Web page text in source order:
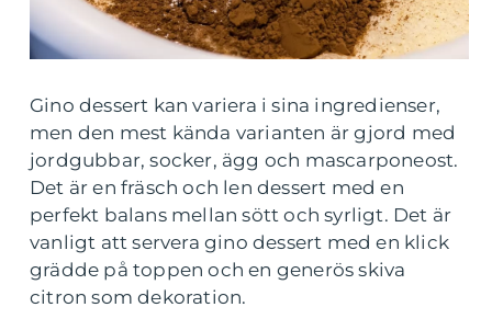
Gino dessert kan variera i sina ingredienser,
men den mest kända varianten är gjord med
jordgubbar, socker, ägg och mascarponeost.
Det är en fräsch och len dessert med en
perfekt balans mellan sött och syrligt. Det är
vanligt att servera gino dessert med en klick
grädde på toppen och en generös skiva
citron som dekoration.